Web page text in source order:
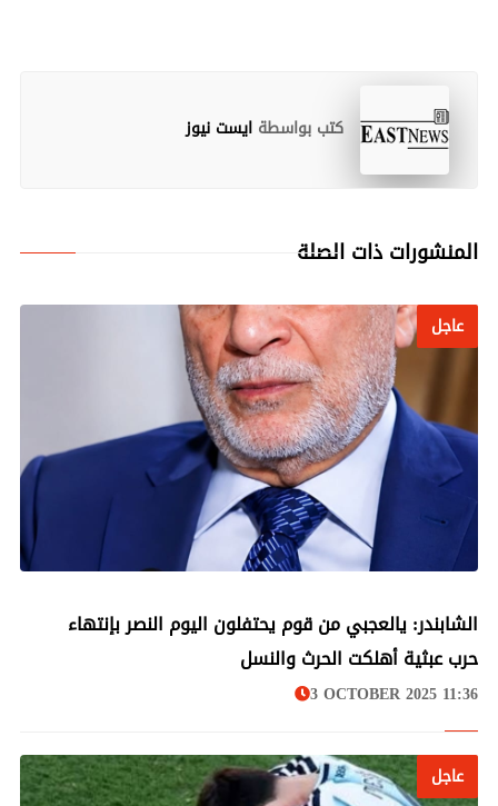
كتب بواسطة ايست نيوز
المنشورات ذات الصلة
عاجل
الشابندر: يالعجبي من قوم يحتفلون اليوم النصر بإنتهاء
حرب عبثية أهلكت الحرث والنسل
3 OCTOBER 2025 11:36
عاجل